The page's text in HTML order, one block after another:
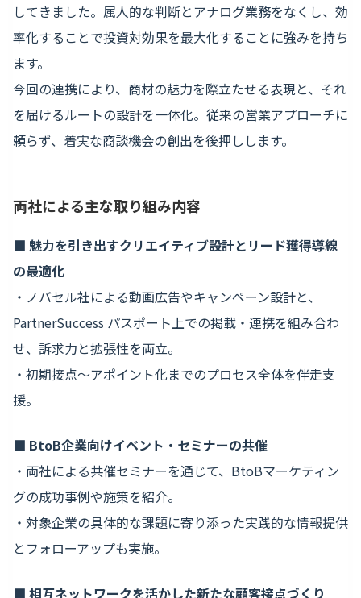
してきました。属人的な判断とアナログ業務をなくし、効
率化することで投資対効果を最大化することに強みを持ち
ます。
今回の連携により、商材の魅力を際立たせる表現と、それ
を届けるルートの設計を一体化。従来の営業アプローチに
頼らず、着実な商談機会の創出を後押しします。
両社による主な取り組み内容
■ 魅力を引き出すクリエイティブ設計とリード獲得導線
の最適化
・ノバセル社による動画広告やキャンペーン設計と、
PartnerSuccess パスポート上での掲載・連携を組み合わ
せ、訴求力と拡張性を両立。
・初期接点〜アポイント化までのプロセス全体を伴走支
援。
■ BtoB企業向けイベント・セミナーの共催
・両社による共催セミナーを通じて、BtoBマーケティン
グの成功事例や施策を紹介。
・対象企業の具体的な課題に寄り添った実践的な情報提供
とフォローアップも実施。
■ 相互ネットワークを活かした新たな顧客接点づくり